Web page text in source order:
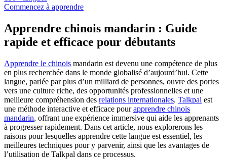
Commencez à apprendre
Apprendre chinois mandarin : Guide
rapide et efficace pour débutants
Apprendre le chinois mandarin est devenu une compétence de plus
en plus recherchée dans le monde globalisé d’aujourd’hui. Cette
langue, parlée par plus d’un milliard de personnes, ouvre des portes
vers une culture riche, des opportunités professionnelles et une
meilleure compréhension des relations internationales. Talkpal est
une méthode interactive et efficace pourapprendre chinois
mandarin, offrant une expérience immersive qui aide les apprenants
à progresser rapidement. Dans cet article, nous explorerons les
raisons pour lesquelles apprendre cette langue est essentiel, les
meilleures techniques pour y parvenir, ainsi que les avantages de
l’utilisation de Talkpal dans ce processus.